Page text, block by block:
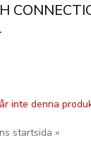
inte denna
startsida »